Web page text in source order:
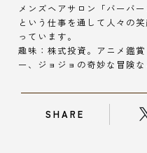
メンズヘアサロン「バーバ
という仕事を通して人々の
っています。
趣味：株式投資。アニメ鑑
ー、ジョジョの奇妙な冒険な
SHARE